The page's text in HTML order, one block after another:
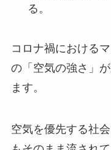
る。
コロナ禍における
の「空気の強さ」
ます。
空気を優先する社